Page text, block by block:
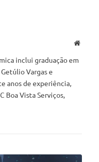
Website
inclui graduação em
Vargas e
anos de experiência,
Boa Vista Serviços,